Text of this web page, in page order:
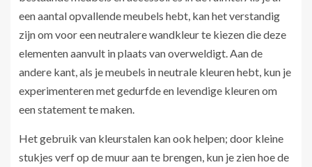
een aantal opvallende meubels hebt, kan het verstandig
zijn om voor een neutralere wandkleur te kiezen die deze
elementen aanvult in plaats van overweldigt. Aan de
andere kant, als je meubels in neutrale kleuren hebt, kun je
experimenteren met gedurfde en levendige kleuren om
een statement te maken.
Het gebruik van kleurstalen kan ook helpen; door kleine
stukjes verf op de muur aan te brengen, kun je zien hoe de